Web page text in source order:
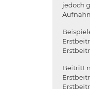
jedoch
Beitritt